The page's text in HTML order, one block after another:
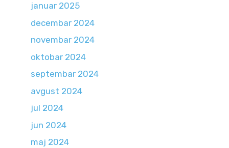
januar 2025
decembar 2024
novembar 2024
oktobar 2024
septembar 2024
avgust 2024
jul 2024
jun 2024
maj 2024